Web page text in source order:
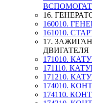
16.
160010.
161010.
17.
ДВИГАТЕЛЯ
171010.
171110.
171210.
174010.
174110.